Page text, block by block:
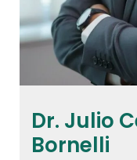
Dr. Julio
Bornelli